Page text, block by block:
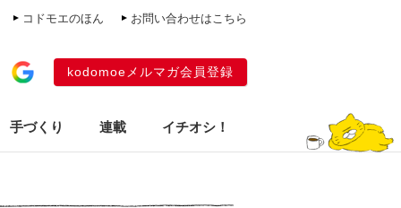
コドモエのほん お問い合わせはこちら
kodomoeメルマガ会員登録
手づくり 連載 イチオシ！